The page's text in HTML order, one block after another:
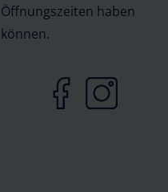
Öffnungszeiten haben
können.